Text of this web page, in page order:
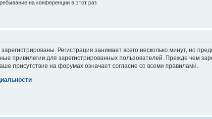
на конференции в этот раз
Регистрация занимает всего несколько минут, но
привилегии для зарегистрированных пользователей. Прежде чем
присутствие на форумах означает согласие со всеми правилами.